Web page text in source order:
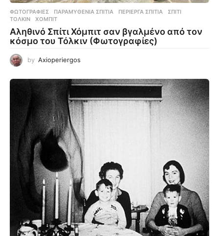
ΦΩΤΟΓΡΑΦΊΕΣ ΠΑΡΑΜΥΘΈΝΙΑ ΣΠΊΤΙΑ ,ΠΕΡΊΕΡΓΑ ΣΠΊΤΙΑ ,ΣΠΊΤΙ
ΤΌΛΚΙΝ
,ΧΌΜΠΙΤ
Αληθινό Σπίτι Χόμπιτ σαν βγαλμένο από τον
κόσμο του Τόλκιν (Φωτογραφίες)
by Axioperiergos